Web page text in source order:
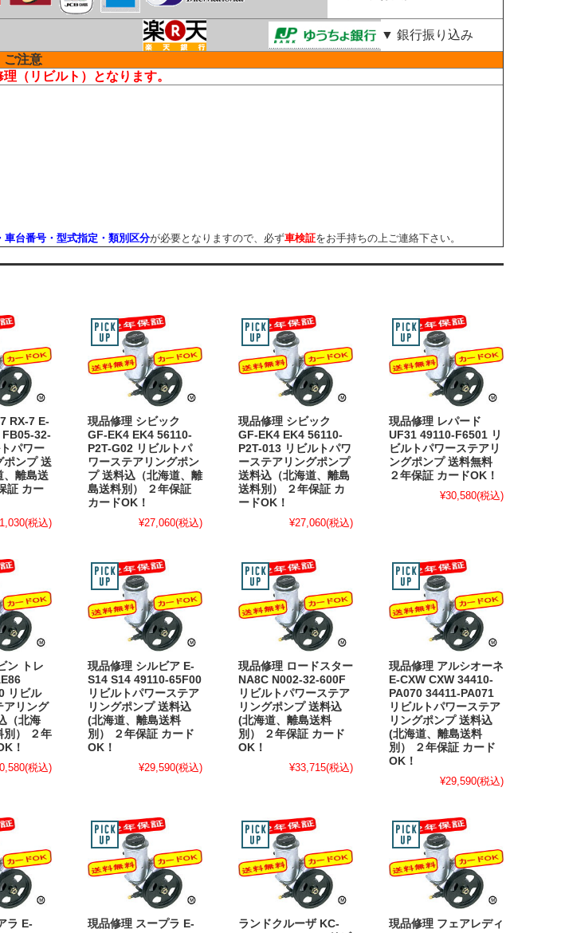
▼ 銀行振り込み
ご注意
（リビルト）となります。
車台番号・型式指定・類別区分が必要となりますので、必ず車検証をお手持ちの上ご連絡下さい。
RX-7 E-
FB05-32-
パワー
ポンプ 送
、離島送
証 カー
(税込)
現品修理 シビック
GF-EK4 EK4 56110-
P2T-G02 リビルトパ
ワーステアリングポン
プ 送料込（北海道、離
島送料別） ２年保証
カードOK！
¥27,060(税込)
現品修理 シビック
GF-EK4 EK4 56110-
P2T-013 リビルトパワ
ーステアリングポンプ
送料込（北海道、離島
送料別） ２年保証 カ
ードOK！
¥27,060(税込)
現品修理 レパード
UF31 49110-F6501 リ
ビルトパワーステアリ
ングポンプ 送料無料
２年保証 カードOK！
¥30,580(税込)
ン トレ
リビル
アリング
（北海
別） ２年
！
(税込)
現品修理 シルビア E-
S14 S14 49110-65F00
リビルトパワーステア
リングポンプ 送料込
(北海道、離島送料
別） ２年保証 カード
OK！
¥29,590(税込)
現品修理 ロードスター
NA8C N002-32-600F
リビルトパワーステア
リングポンプ 送料込
(北海道、離島送料
別） ２年保証 カード
OK！
¥33,715(税込)
現品修理 アルシオーネ
E-CXW CXW 34410-
PA070 34411-PA071
リビルトパワーステア
リングポンプ 送料込
(北海道、離島送料
別） ２年保証 カード
OK！
¥29,590(税込)
ラ E-
現品修理 スープラ E-
ランドクルーザ KC-
現品修理 フェアレディ